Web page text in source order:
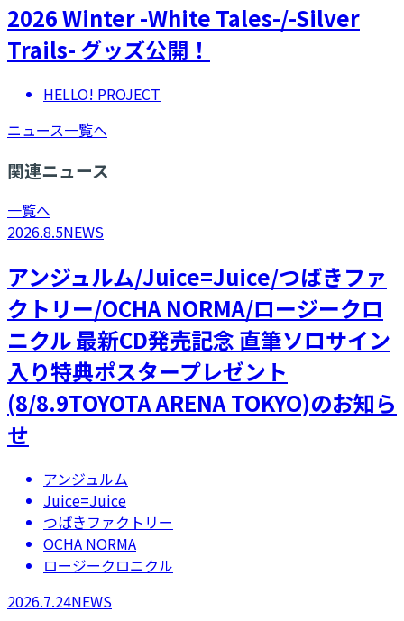
2026 Winter -White Tales-/-Silver
Trails- グッズ公開！
HELLO! PROJECT
ニュース一覧へ
関連ニュース
一覧へ
2026.8.5NEWS
アンジュルム/Juice=Juice/つばきファ
クトリー/OCHA NORMA/ロージークロ
ニクル 最新CD発売記念 直筆ソロサイン
入り特典ポスタープレゼント
(8/8.9TOYOTA ARENA TOKYO)のお知ら
せ
アンジュルム
Juice=Juice
つばきファクトリー
OCHA NORMA
ロージークロニクル
2026.7.24NEWS